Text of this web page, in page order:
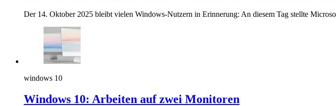
Der 14. Oktober 2025 bleibt vielen Windows-Nutzern in Erinnerung: An diesem Tag stellte
windows 10
Windows 10: Arbeiten auf zwei Monitoren